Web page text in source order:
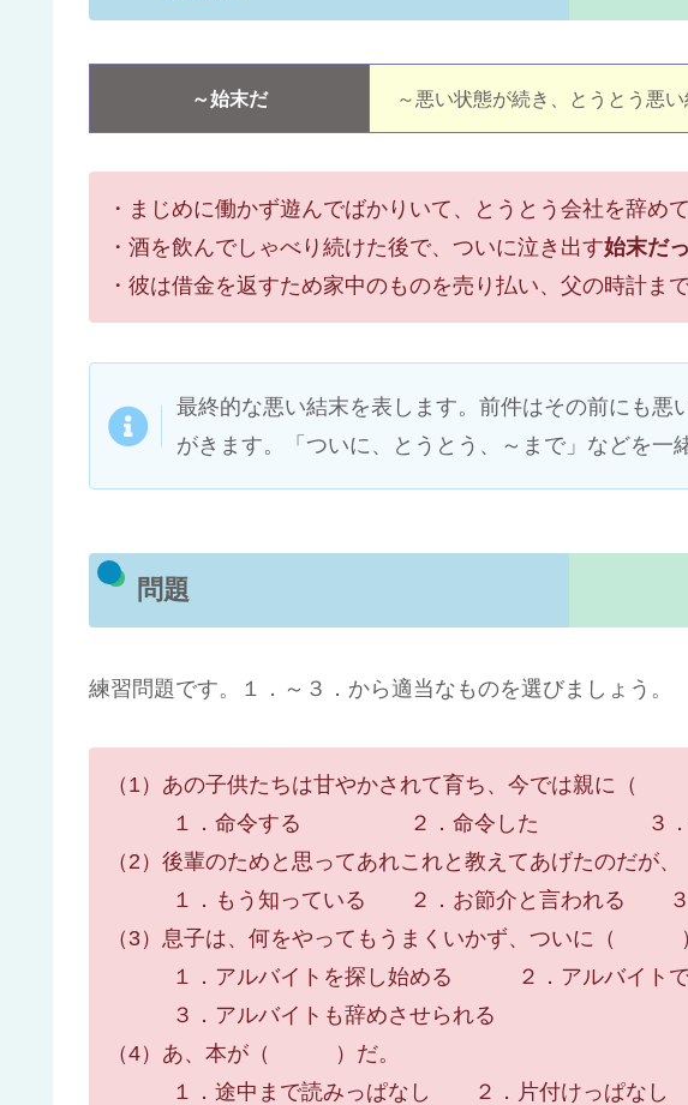
～始末だ ～悪い状態が続き、とうとう悪い
・まじめに働かず遊んでばかりいて、とうとう会社を辞め
・酒を飲んでしゃべり続けた後で、ついに泣き出す始末だ
・彼は借金を返すため家中のものを売り払い、父の時計ま
最終的な悪い結末を表します。前件はその前にも悪
がきます。「ついに、とうとう、～まで」などを一
問題
練習問題です。１．～３．から適当なものを選びましょう。
（1）あの子供たちは甘やかされて育ち、今では親に（
１．命令する ２．命令した ３．
（2）後輩のためと思ってあれこれと教えてあげたのだ
１．もう知っている ２．お節介と言われる ３
（3）息子は、何をやってもうまくいかず、ついに（
１．アルバイトを探し始める ２．アルバイトで
３．アルバイトも辞めさせられる
（4）あ、本が（ ）だ。
１．途中まで読みっぱなし ２．片付けっぱなし